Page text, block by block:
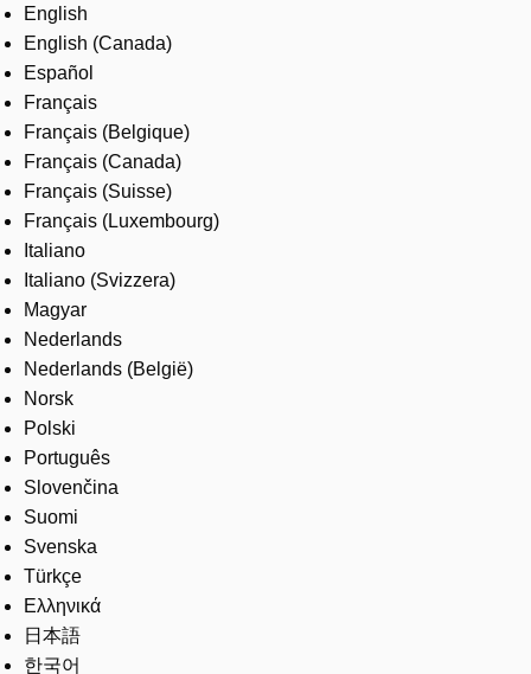
Careers
English
English (Canada)
Español
Français
Français (Belgique)
Français (Canada)
Français (Suisse)
Français (Luxembourg)
Italiano
Italiano (Svizzera)
Magyar
Nederlands
Nederlands (België)
Norsk
Polski
Português
Slovenčina
Suomi
Svenska
Türkçe
Ελληνικά
日本語
한국어